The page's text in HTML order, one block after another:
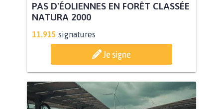
PAS D'ÉOLIENNES EN FORÊT CLASSÉE
NATURA 2000
11.915 signatures
Je signe